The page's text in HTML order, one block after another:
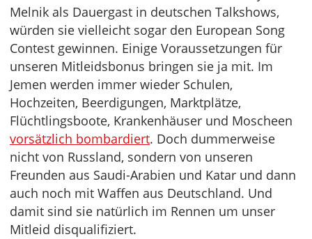
Melnik als Dauergast in deutschen Talkshows,
würden sie vielleicht sogar den European Song
Contest gewinnen. Einige Voraussetzungen für
unseren Mitleidsbonus bringen sie ja mit. Im
Jemen werden immer wieder Schulen,
Hochzeiten, Beerdigungen, Marktplätze,
Flüchtlingsboote, Krankenhäuser und Moscheen
vorsätzlich bombardiert. Doch dummerweise
nicht von Russland, sondern von unseren
Freunden aus Saudi-Arabien und Katar und dann
auch noch mit Waffen aus Deutschland. Und
damit sind sie natürlich im Rennen um unser
Mitleid disqualifiziert.